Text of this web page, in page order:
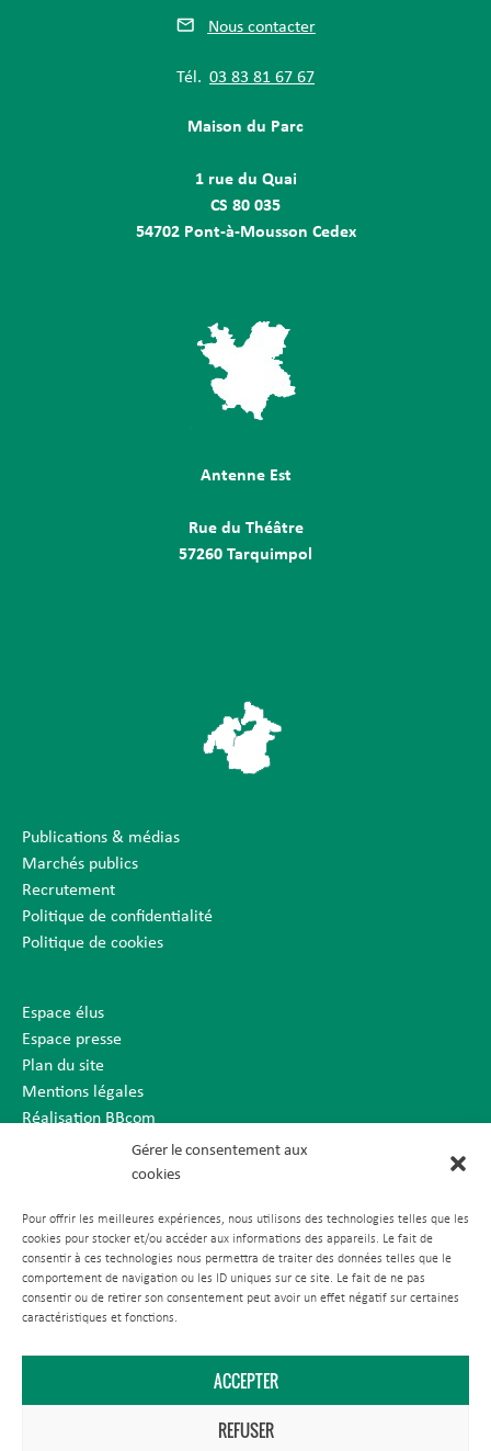
Gérer le consentement aux
cookies
Pour offrir les meilleures expériences, nous utilisons des technologies telles que les
cookies pour stocker et/ou accéder aux informations des appareils. Le fait de
consentir à ces technologies nous permettra de traiter des données telles que le
comportement de navigation ou les ID uniques sur ce site. Le fait de ne pas
consentir ou de retirer son consentement peut avoir un effet négatif sur certaines
caractéristiques et fonctions.
ACCEPTER
REFUSER
Nous contacter
Tél. 03 83 81 67 67
Maison du Parc
1 rue du Quai
CS 80 035
54702 Pont-à-Mousson Cedex
Antenne Est
Rue du Théâtre
57260 Tarquimpol
Publications & médias
Marchés publics
Recrutement
Politique de confidentialité
Politique de cookies
Espace élus
Espace presse
Plan du site
Mentions légales
Réalisation BBcom